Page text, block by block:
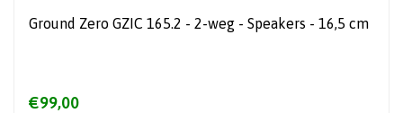
Ground Zero GZIC 165.2 - 2-weg - Speakers - 16,5 cm
€99,00